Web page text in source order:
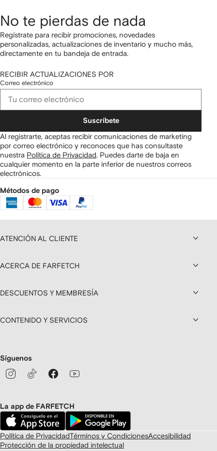
No te pierdas de nada
Regístrate para recibir promociones, novedades
personalizadas, actualizaciones de inventario y mucho más,
directamente en tu bandeja de entrada.
RECIBIR ACTUALIZACIONES POR
Correo electrónico
Suscríbete
Al registrarte, aceptas recibir comunicaciones de marketing
por correo electrónico y reconoces que has consultaste
nuestra Política de Privacidad Puedes darte de baja en
cualquier momento en la parte inferior de nuestros correos
electrónicos.
Métodos de pago
ATENCIÓN AL CLIENTE
ACERCA DE FARFETCH
DESCUENTOS Y MEMBRESÍA
CONTENIDO Y SERVICIOS
Síguenos
La app de FARFETCH
Política de PrivacidadTérminos y CondicionesAccesibilidad
Protección de la propiedad intelectual